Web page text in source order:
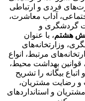
فردی و ارتباطی
آداب معاشرت،
گردشگری و
هشتم، با عنوان
وزارتخانه‌های
مرتبط، انواع
قوانین بهداشت محیط،
بیگانه را تشریح
و رضایت مشتریان،
و استانداردهای